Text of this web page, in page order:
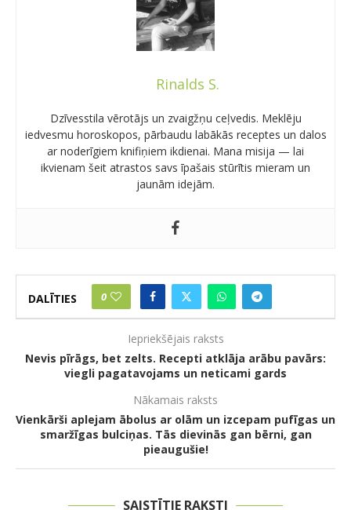
Rinalds S.
Dzīvesstila vērotājs un zvaigžņu ceļvedis. Meklēju
iedvesmu horoskopos, pārbaudu labākās receptes un dalos
ar noderīgiem knifiņiem ikdienai. Mana misija — lai
ikvienam šeit atrastos savs īpašais stūrītis mieram un
jaunām idejām.
DALĪTIES 0
Iepriekšējais raksts
Nevis pīrāgs, bet zelts. Recepti atklāja arābu pavārs:
viegli pagatavojams un neticami gards
Nākamais raksts
Vienkārši aplejam ābolus ar olām un izcepam pufīgas un
smaržīgas bulciņas. Tās dievinās gan bērni, gan
pieaugušie!
SAISTĪTIE RAKSTI